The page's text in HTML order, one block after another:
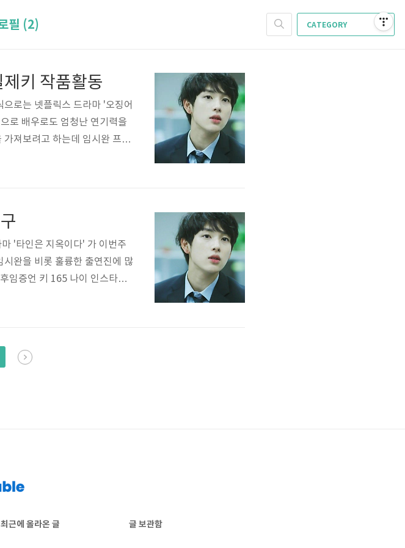
CATEGORY
필 (2)
키 작품활동
로는 넷플릭스 드라마 '오징어
로 배우로도 엄청난 연기력을
져보려고 하는데 임시완 프로
자친구 인스타 작품활동 필모그
'타인은 지옥이다' 가 이번주
완을 비롯 훌륭한 출연진에 많
임증언 키 165 나이 인스타그램
부터 살펴볼까요? 임시완은 1
학력사항 구덕고등학교 - 부
최근에 올라온 글 글 보관함